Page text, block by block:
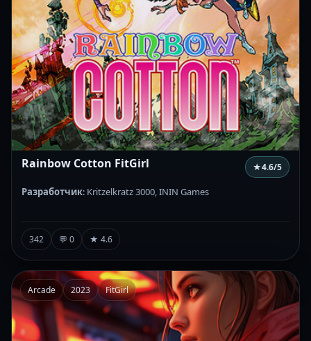
Rainbow Cotton FitGirl ★4.6/5
Разработчик: Kritzelkratz 3000, ININ Games
342 💬 0 ★ 4.6
Arcade 2023 FitGirl